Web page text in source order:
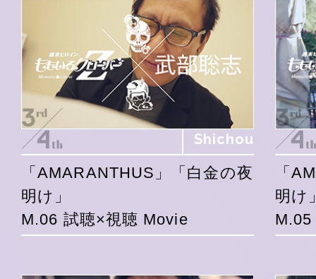
Shichou
「AMARANTHUS」「白金の夜
明け」
M.06 試聴×視聴 Movie
「
明け